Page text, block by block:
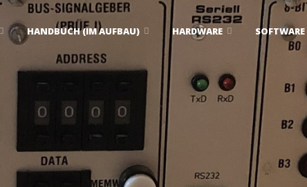
HANDBUCH (IM AUFBAU) HARDWARE SOFTWARE